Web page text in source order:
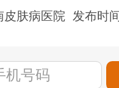
皮肤病医院 发布时